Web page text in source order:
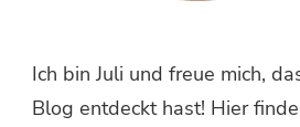
Ich bin Juli und freue mich,
Blog entdeckt hast! Hier